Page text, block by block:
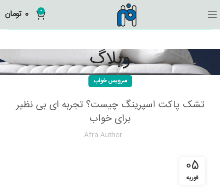
0
0 تومان
وبلاگ
سرویس خواب
تشک پاکت اسپرینگ چیست؟ تجربه ای بی نظیر
برای خواب
Afra Author
05
فوریه